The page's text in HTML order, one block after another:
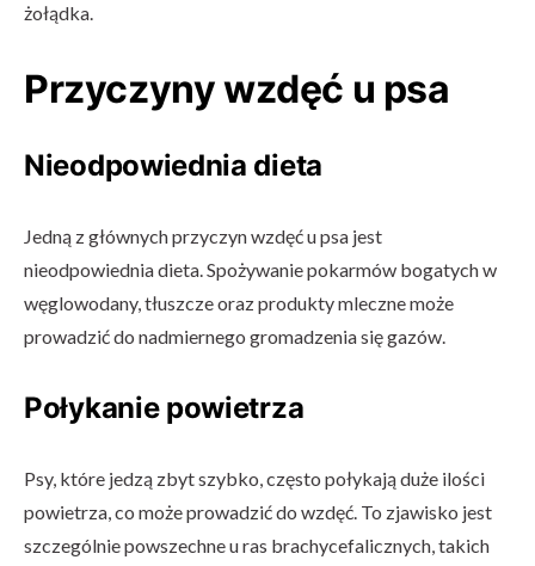
żołądka.
Przyczyny wzdęć u psa
Nieodpowiednia dieta
Jedną z głównych przyczyn wzdęć u psa jest
nieodpowiednia dieta. Spożywanie pokarmów bogatych w
węglowodany, tłuszcze oraz produkty mleczne może
prowadzić do nadmiernego gromadzenia się gazów.
Połykanie powietrza
Psy, które jedzą zbyt szybko, często połykają duże ilości
powietrza, co może prowadzić do wzdęć. To zjawisko jest
szczególnie powszechne u ras brachycefalicznych, takich